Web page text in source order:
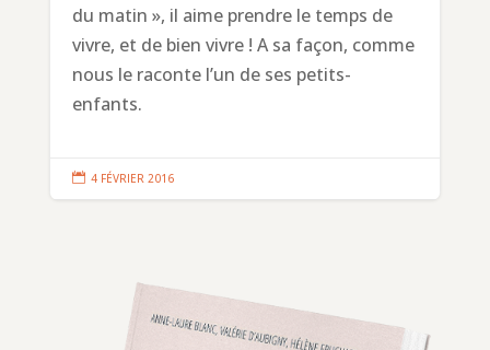
du matin », il aime prendre le temps de
vivre, et de bien vivre ! A sa façon, comme
nous le raconte l’un de ses petits-
enfants.
 4 FÉVRIER 2016